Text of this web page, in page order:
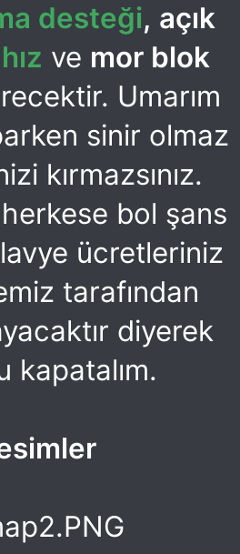
desteği, açık
hız ve mor blok
Umarım
sinir olmaz
kırmazsınız.
bol şans
ücretleriniz
tarafından
diyerek
kapatalım.